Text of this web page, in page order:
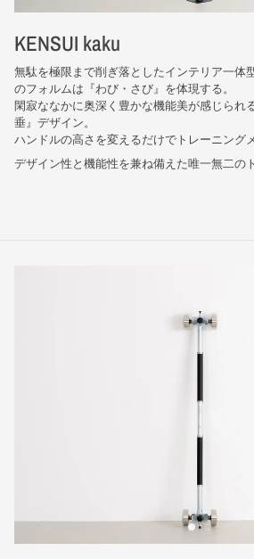
KENSUI kaku
無駄を極限まで削ぎ落としたインテリア一体
のフォルムは『わび・さび』を体現する。
閑寂ななかに奥深く豊かな機能美が感じられ
垂』デザイン。
ハンドルの高さを変えるだけでトレーニング
デザイン性と機能性を兼ね備えた唯一無二の